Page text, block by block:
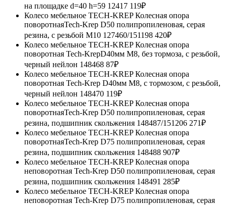
на площадке d=40 h=59 12417 119₽
Колесо мебельное TECH-KREP Колесная опора
поворотнаяTech-Krep D50 полипропиленовая, серая
резина, с резьбой М10 127460/151198 420₽
Колесо мебельное TECH-KREP Колесная опора
поворотная Tech-KrepD40мм М8, без тормоза, с резьбой,
черный нейлон 148468 87₽
Колесо мебельное TECH-KREP Колесная опора
поворотная Tech-Krep D40мм М8, с тормозом, с резьбой,
черный нейлон 148470 119₽
Колесо мебельное TECH-KREP Колесная опора
поворотнаяTech-Krep D50 полипропиленовая, серая
резина, подшипник скольжения 148487/151206 271₽
Колесо мебельное TECH-KREP Колесная опора
поворотнаяTech-Krep D75 полипропиленовая, серая
резина, подшипник скольжения 148488 907₽
Колесо мебельное TECH-KREP Колесная опора
неповоротная Tech-Krep D50 полипропиленовая, серая
резина, подшипник скольжения 148491 285₽
Колесо мебельное TECH-KREP Колесная опора
неповоротная Tech-Krep D75 полипропиленовая, серая